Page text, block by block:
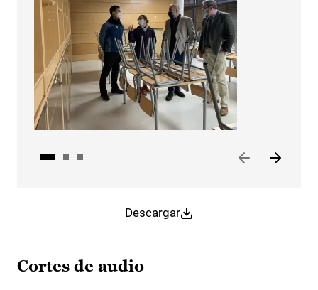
Descargar
Cortes de audio